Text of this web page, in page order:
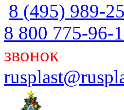
8 (495) 989-
8 800 775-96-
звонок